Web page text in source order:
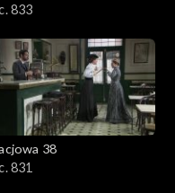
833
38
831